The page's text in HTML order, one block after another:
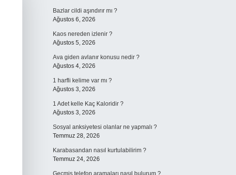
Bazlar cildi aşındırır mı ?
Ağustos 6, 2026
Kaos nereden izlenir ?
Ağustos 5, 2026
Ava giden avlanır konusu nedir ?
Ağustos 4, 2026
1 harfli kelime var mı ?
Ağustos 3, 2026
1 Adet kelle Kaç Kaloridir ?
Ağustos 3, 2026
Sosyal anksiyetesi olanlar ne yapmalı ?
Temmuz 28, 2026
Karabasandan nasıl kurtulabilirim ?
Temmuz 24, 2026
Geçmiş telefon aramaları nasıl bulurum ?